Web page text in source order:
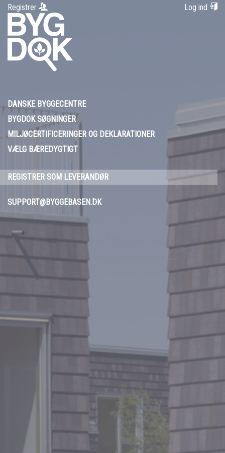
Registrer Log ind
DANSKE BYGGECENTRE
BYGDOK SØGNINGER
MILJØCERTIFICERINGER OG DEKLARATIONER
VÆLG BÆREDYGTIGT
REGISTRER SOM LEVERANDØR
SUPPORT@BYGGEBASEN.DK